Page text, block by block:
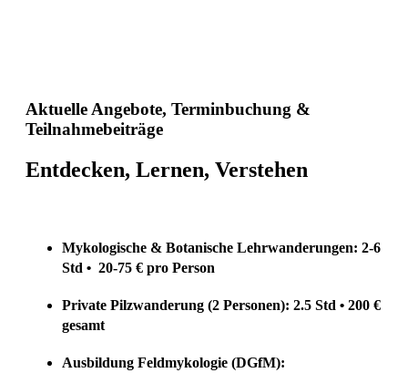
Aktuelle Angebote, Terminbuchung &
Teilnahmebeiträge
Entdecken, Lernen, Verstehen
Mykologische & Botanische Lehrwanderungen: 2-6
Std • 20-75 € pro Person
Private Pilzwanderung (2 Personen): 2.5 Std • 200 €
gesamt
Ausbildung Feldmykologie (DGfM):